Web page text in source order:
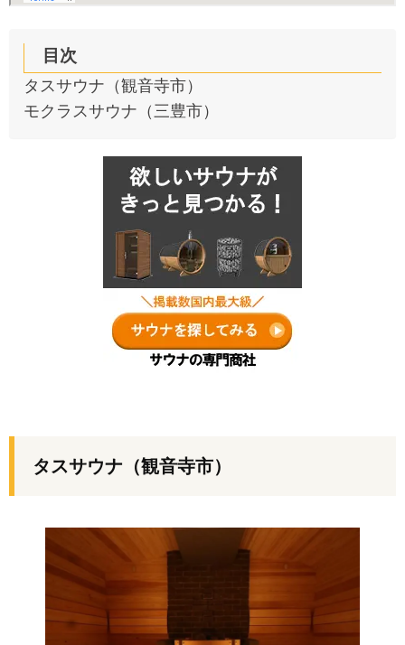
目次
タスサウナ（観音寺市）
モクラスサウナ（三豊市）
タスサウナ（観音寺市）